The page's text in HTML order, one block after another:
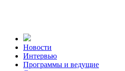
Новости
Интервью
Программы и ведущие